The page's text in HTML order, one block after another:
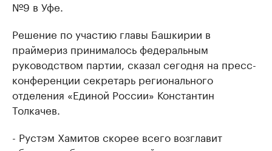
№9 в Уфе.
Решение по участию главы Башкирии в
праймериз принималось федеральным
руководством партии, сказал сегодня на пресс-
конференции секретарь регионального
отделения «Единой России» Константин
Толкачев.
- Рустэм Хамитов скорее всего возглавит